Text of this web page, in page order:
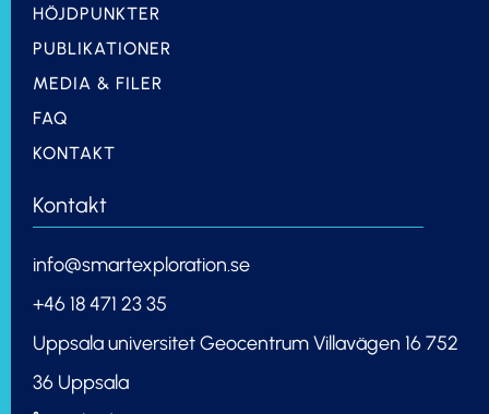
HÖJDPUNKTER
PUBLIKATIONER
MEDIA & FILER
FAQ
KONTAKT
Kontakt
info@smartexploration.se
+46 18 471 23 35
Uppsala universitet Geocentrum Villavägen 16 752
36 Uppsala